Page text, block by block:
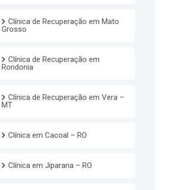
Clínica de Recuperação em Mato
Grosso
Clínica de Recuperação em
Rondonia
Clínica de Recuperação em Vera –
MT
Clínica em Cacoal – RO
Clínica em Jiparana – RO